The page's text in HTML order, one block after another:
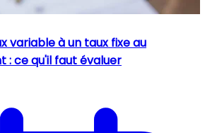
variable à un taux fixe au
: ce qu'il faut évaluer